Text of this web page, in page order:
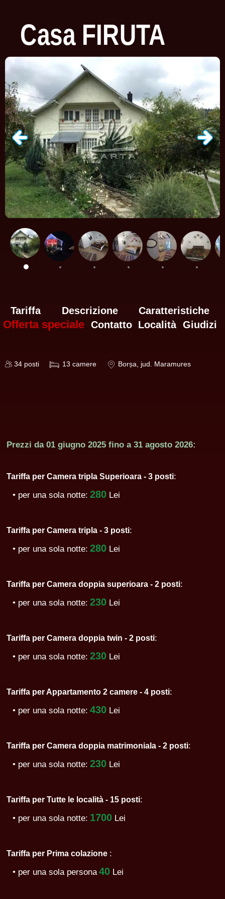
Casa FIRUTA
Tariffa Descrizione Caratteristiche
Offerta speciale Contatto Località Giudizi
34 posti 13 camere Borșa, jud. Maramures
Prezzi da 01 giugno 2025 fino a 31 agosto 2026:
Tariffa per Camera tripla Superioara - 3 posti:
• per una sola notte: 280 Lei
Tariffa per Camera tripla - 3 posti:
• per una sola notte: 280 Lei
Tariffa per Camera doppia superioara - 2 posti:
• per una sola notte: 230 Lei
Tariffa per Camera doppia twin - 2 posti:
• per una sola notte: 230 Lei
Tariffa per Appartamento 2 camere - 4 posti:
• per una sola notte: 430 Lei
Tariffa per Camera doppia matrimoniala - 2 posti:
• per una sola notte: 230 Lei
Tariffa per Tutte le località - 15 posti:
• per una sola notte: 1700 Lei
Tariffa per Prima colazione :
• per una sola persona 40 Lei